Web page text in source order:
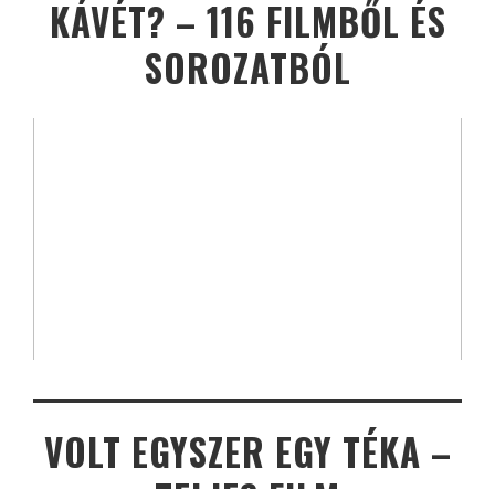
KÁVÉT? – 116 FILMBŐL ÉS
SOROZATBÓL
VOLT EGYSZER EGY TÉKA –